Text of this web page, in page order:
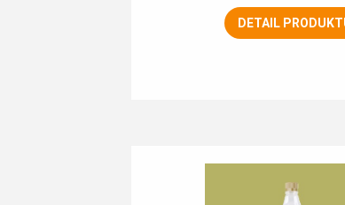
DETAIL